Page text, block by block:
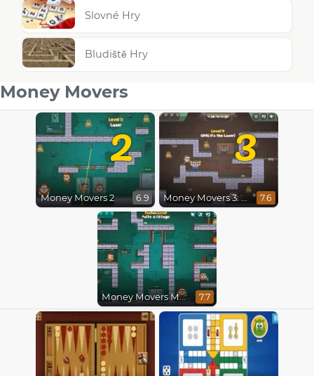
Slovné Hry
Bludiště Hry
Money Movers
2
Money Movers 2 6.9
3
Money Movers 3: Guard Duty 7.6
Money Movers Maker 7.7